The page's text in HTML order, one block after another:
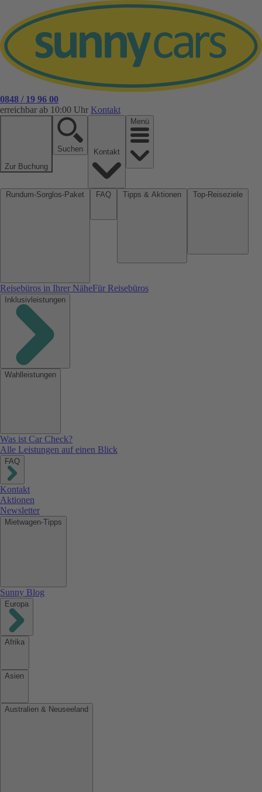
0848 / 19 96 00
erreichbar ab 10:00 Uhr Kontakt
Zur Buchung
Suchen
Menü
Reisebüros in Ihrer NäheFür Reisebüros
Inklusivleistungen
Wahlleistungen
Was ist Car Check?
Alle Leistungen auf einen Blick
FAQ
Kontakt
Aktionen
Newsletter
Mietwagen-Tipps
Sunny Blog
Europa
Afrika
Asien
Australien & Neuseeland